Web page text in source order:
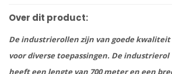
Over dit product:
De industrierollen zijn van goede
voor diverse toepassingen. De industrierol
heeft een lengte van 700 meter en een